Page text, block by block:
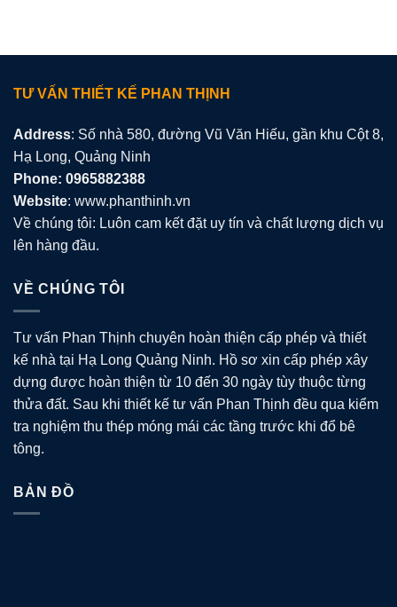
TƯ VẤN THIẾT KẾ PHAN THỊNH
Address: Số nhà 580, đường Vũ Văn Hiếu, gần khu Cột 8,
Hạ Long, Quảng Ninh
Phone: 0965882388
Website: www.phanthinh.vn
Về chúng tôi: Luôn cam kết đặt uy tín và chất lượng dịch vụ
lên hàng đầu.
VỀ CHÚNG TÔI
Tư vấn Phan Thịnh chuyên hoàn thiện cấp phép và thiết
kế nhà tại Hạ Long Quảng Ninh. Hồ sơ xin cấp phép xây
dựng được hoàn thiện từ 10 đến 30 ngày tùy thuộc từng
thửa đất. Sau khi thiết kế tư vấn Phan Thịnh đều qua kiểm
tra nghiệm thu thép móng mái các tầng trước khi đổ bê
tông.
BẢN ĐỒ